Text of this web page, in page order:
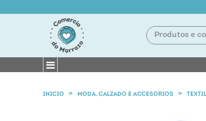
INICIO MODA, CALZADO E ACCESORIOS